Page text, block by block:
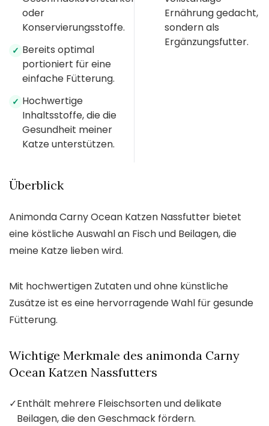
oder
Konservierungsstoffe.
✓ Bereits optimal
portioniert für eine
einfache Fütterung.
✓ Hochwertige
Inhaltsstoffe, die die
Gesundheit meiner
Katze unterstützen.
Ernährung gedacht,
sondern als
Ergänzungsfutter.
Überblick
Animonda Carny Ocean Katzen Nassfutter bietet
eine köstliche Auswahl an Fisch und Beilagen, die
meine Katze lieben wird.
Mit hochwertigen Zutaten und ohne künstliche
Zusätze ist es eine hervorragende Wahl für gesunde
Fütterung.
Wichtige Merkmale des animonda Carny
Ocean Katzen Nassfutters
✓Enthält mehrere Fleischsorten und delikate
Beilagen, die den Geschmack fördern.